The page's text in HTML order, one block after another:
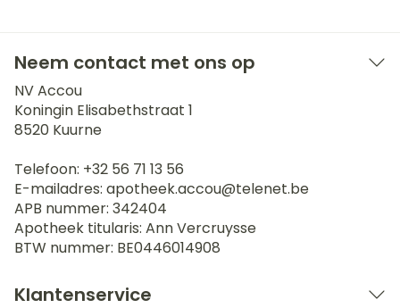
Neem contact met ons op
NV Accou
Koningin Elisabethstraat 1
8520 Kuurne
Telefoon: +32 56 71 13 56
E-mailadres: apotheek.accou@telenet.be
APB nummer: 342404
Apotheek titularis: Ann Vercruysse
BTW nummer: BE0446014908
Klantenservice